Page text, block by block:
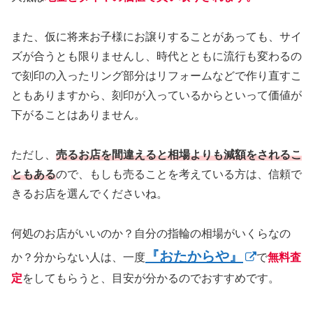
また、仮に将来お子様にお譲りすることがあっても、サイ
ズが合うとも限りませんし、時代とともに流行も変わるの
で刻印の入ったリング部分はリフォームなどで作り直すこ
ともありますから、刻印が入っているからといって価値が
下がることはありません。
ただし、 売るお店を間違えると相場よりも減額をされるこ
ともあるので、もしも売ることを考えている方は、信頼で
きるお店を選んでくださいね。
何処のお店がいいのか？自分の指輪の相場がいくらなの
か？分からない人は、一度
『おたからや』 で無料査
定をしてもらうと、目安が分かるのでおすすめです。